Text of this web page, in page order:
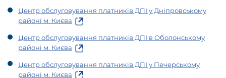
Центр обслуговування платників ДПІ у Дніпровському
районі м. Києва
Центр обслуговування платників ДПІ в Оболонському
районі м. Києва
Центр обслуговування платників ДПІ у Печерському
районі м. Києва